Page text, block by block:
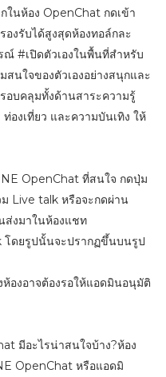
ในห้อง OpenChat กดเข้า
องรับได้สูงสุดห้องทอล์กละ
#เปิดตัวเองในพื้นที่สำหรับ
นใจของตัวเองอย่างสนุกและ
อบคลุมทั้งด้านสาระความรู้
องเที่ยว และความบันเทิง ให้
OpenChat ที่สนใจ กดปุ่ม
Live talk หรือจะกดผ่าน
ส่งมาในห้องแชท
โดยรูปนั้นจะปรากฏขึ้นบนรูป
องอาจต้องรอให้แอดมินอนุมัติ
มีอะไรน่าสนใจบ้าง?ห้อง
OpenChat หรือแอดมิ